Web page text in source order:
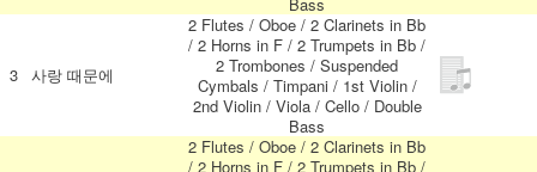
Bass
3 사랑 때문에
2 Flutes / Oboe / 2 Clarinets in Bb
/ 2 Horns in F / 2 Trumpets in Bb /
2 Trombones / Suspended
Cymbals / Timpani / 1st Violin /
2nd Violin / Viola / Cello / Double
Bass
2 Flutes / Oboe / 2 Clarinets in Bb
/ 2 Horns in F / 2 Trumpets in Bb /